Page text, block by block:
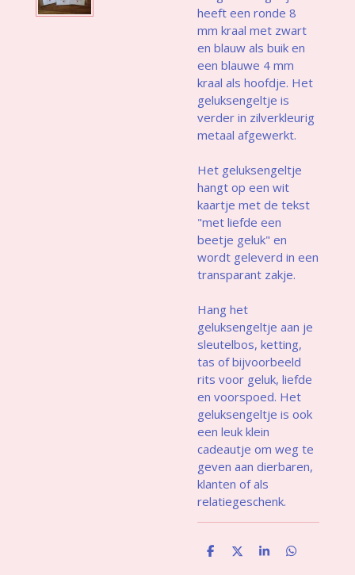
heeft een ronde 8
mm kraal met zwart
en blauw als buik en
een blauwe 4 mm
kraal als hoofdje. Het
geluksengeltje is
verder in zilverkleurig
metaal afgewerkt.
Het geluksengeltje
hangt op een wit
kaartje met de tekst
"met liefde een
beetje geluk" en
wordt geleverd in een
transparant zakje.
Hang het
geluksengeltje aan je
sleutelbos, ketting,
tas of bijvoorbeeld
rits voor geluk, liefde
en voorspoed. Het
geluksengeltje is ook
een leuk klein
cadeautje om weg te
geven aan dierbaren,
klanten of als
relatiegeschenk.
D
D
S
D